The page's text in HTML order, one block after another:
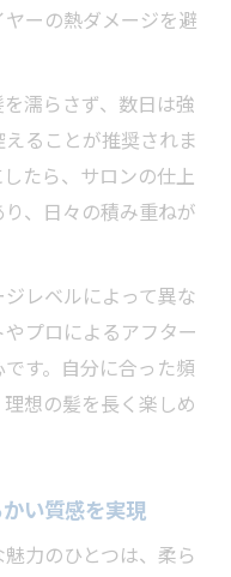
ーの熱ダメージを避
濡らさず、数日は強
ることが推奨されま
たら、サロンの仕上
、日々の積み重ねが
レベルによって異な
プロによるアフター
す。自分に合った頻
想の髪を長く楽しめ
い質感を実現
力のひとつは、柔ら